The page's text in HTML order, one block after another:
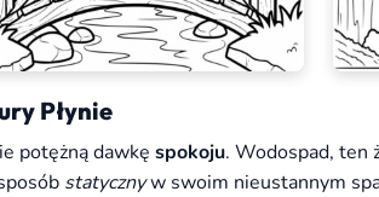
Płynie
potężną dawkę spokoju. Wodospad, ten
statycznyw swoim nieustannym